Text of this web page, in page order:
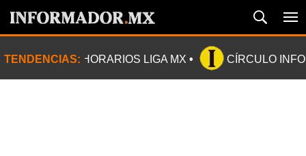
TENDENCIAS: HORARIOS LIGA MX CÍRCULO